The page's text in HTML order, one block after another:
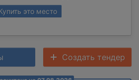
это место
Создать тендер